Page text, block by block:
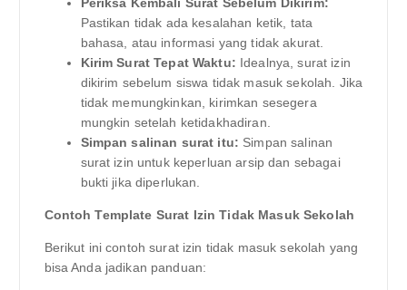
Pastikan tidak ada kesalahan ketik, tata
bahasa, atau informasi yang tidak akurat.
Kirim Surat Tepat Waktu: Idealnya, surat izin
dikirim sebelum siswa tidak masuk sekolah. Jika
tidak memungkinkan, kirimkan sesegera
mungkin setelah ketidakhadiran.
Simpan salinan surat itu: Simpan salinan
surat izin untuk keperluan arsip dan sebagai
bukti jika diperlukan.
Contoh Template Surat Izin Tidak Masuk Sekolah
Berikut ini contoh surat izin tidak masuk sekolah yang
bisa Anda jadikan panduan: